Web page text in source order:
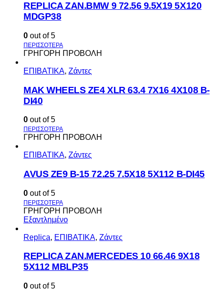
REPLICA ZAN.BMW 9 72.56 9.5X19 5X120
MDGP38
0 out of 5
ΓΡΗΓΟΡΗ ΠΡΟΒΟΛΗ
ΕΠΙΒΑΤΙΚΑ, Ζάντες
MAK WHEELS ΖΕ4 XLR 63.4 7Χ16 4Χ108 Β-
DI40
0 out of 5
ΓΡΗΓΟΡΗ ΠΡΟΒΟΛΗ
ΕΠΙΒΑΤΙΚΑ, Ζάντες
AVUS ΖΕ9 Β-15 72.25 7.5Χ18 5Χ112 Β-DI45
0 out of 5
ΓΡΗΓΟΡΗ ΠΡΟΒΟΛΗ
Εξαντλημένο
Replica, ΕΠΙΒΑΤΙΚΑ, Ζάντες
REPLICA ZAN.MERCEDES 10 66.46 9X18
5X112 MBLP35
0 out of 5